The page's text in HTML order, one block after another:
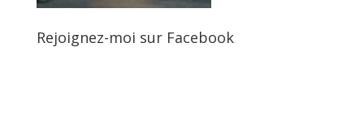
Rejoignez-moi sur Facebook